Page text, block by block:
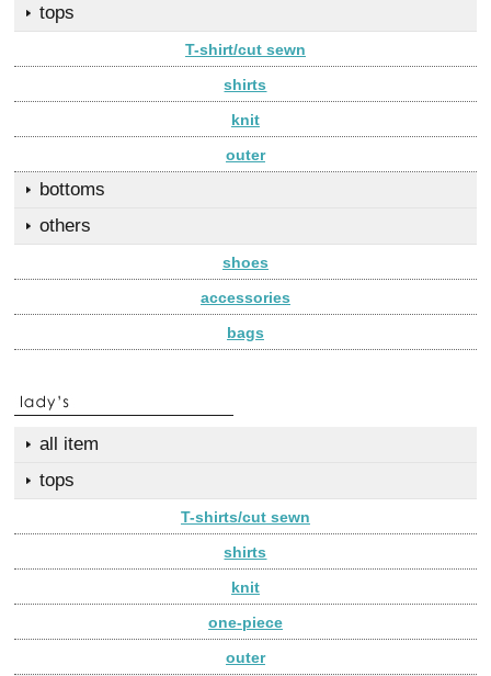
tops
T-shirt/cut sewn
shirts
knit
outer
bottoms
others
shoes
accessories
bags
all item
tops
T-shirts/cut sewn
shirts
knit
one-piece
outer